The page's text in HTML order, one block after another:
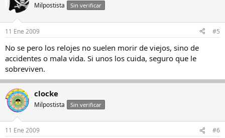
Milpostista Sin verificar
11 Ene 2009 #5
No se pero los relojes no suelen morir de viejos, sino de
accidentes o mala vida. Si unos los cuida, seguro que le
sobreviven.
clocke
Milpostista Sin verificar
11 Ene 2009 #6